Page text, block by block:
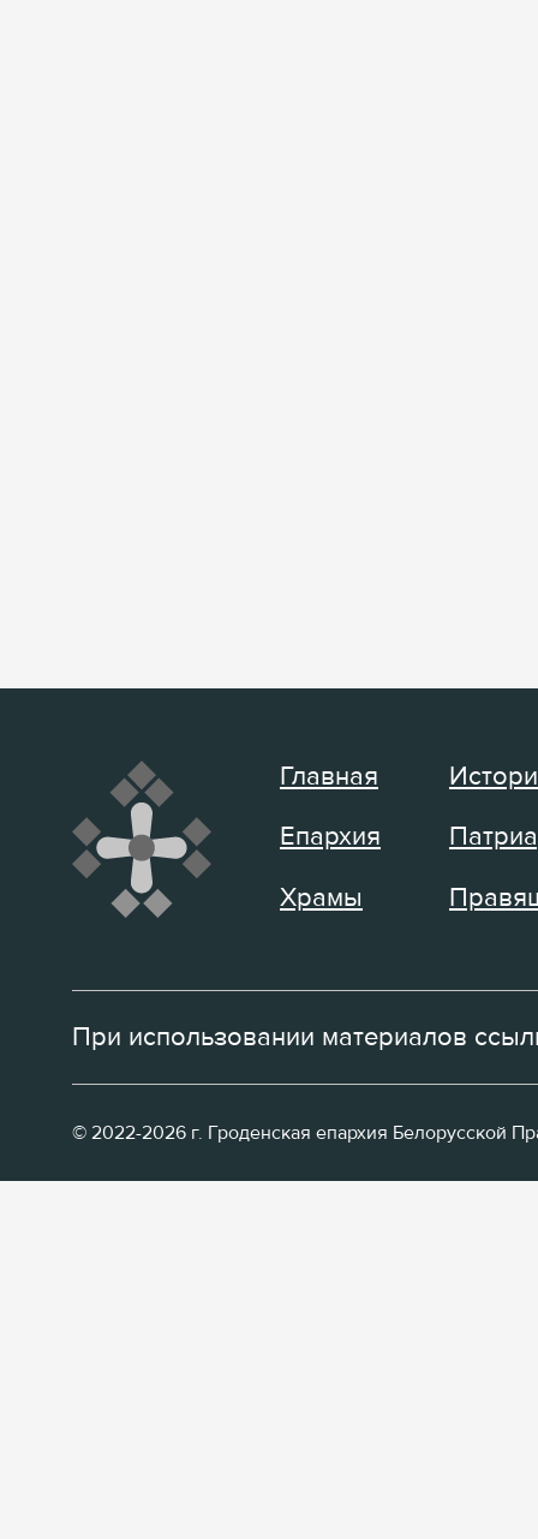
Главная
Епархия
Храмы
При использовании материалов
© 2022-2026 г. Гроденская епархия Белорусской